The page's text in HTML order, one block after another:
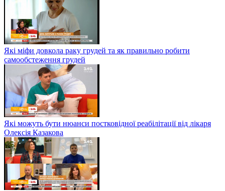
Які міфи довкола раку грудей та як правильно робити
самообстеження грудей
Які можуть бути нюанси постковідної реабілітації від лікаря
Олексія Казакова